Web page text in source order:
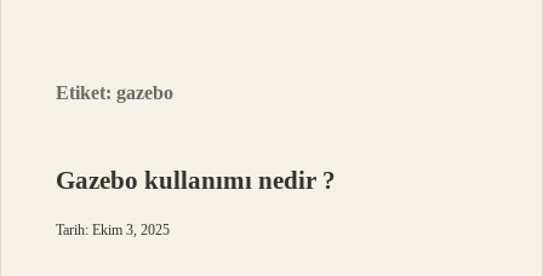
Etiket:gazebo
Gazebo kullanımı nedir ?
Tarih: Ekim 3, 2025